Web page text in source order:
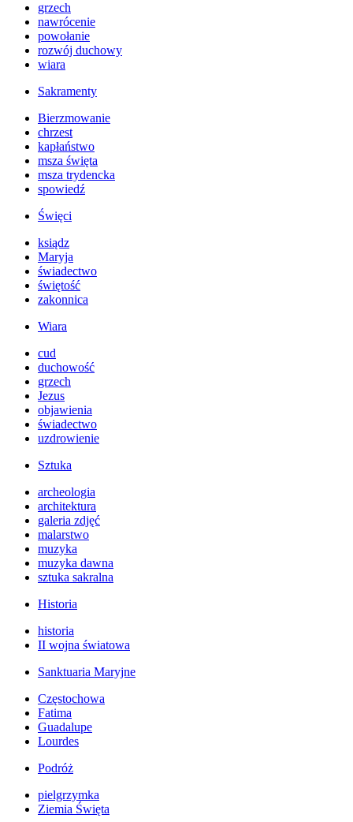
grzech
nawrócenie
powołanie
rozwój duchowy
wiara
Sakramenty
Bierzmowanie
chrzest
kapłaństwo
msza święta
msza trydencka
spowiedź
Święci
ksiądz
Maryja
świadectwo
świętość
zakonnica
Wiara
cud
duchowość
grzech
Jezus
objawienia
świadectwo
uzdrowienie
Sztuka
archeologia
architektura
galeria zdjęć
malarstwo
muzyka
muzyka dawna
sztuka sakralna
Historia
historia
II wojna światowa
Sanktuaria Maryjne
Częstochowa
Fatima
Guadalupe
Lourdes
Podróż
pielgrzymka
Ziemia Święta